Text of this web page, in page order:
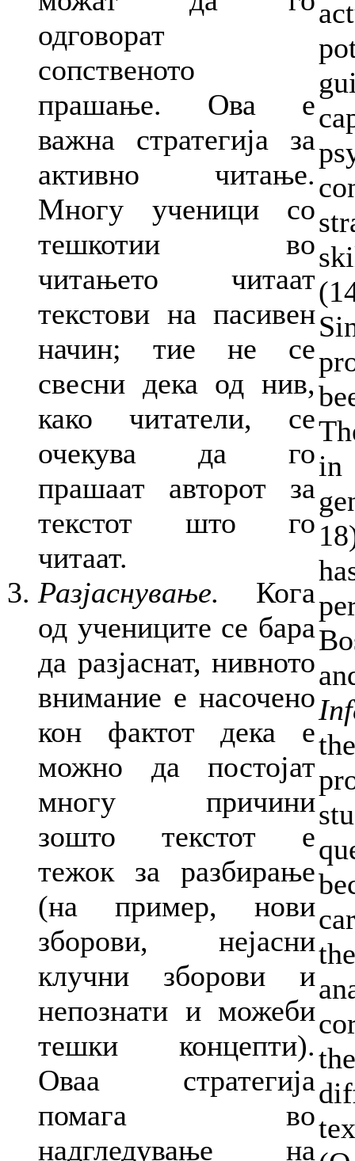
одговорат
сопственото
прашање. Ова е
важна стратегија за
активно читање.
Многу ученици со
тешкотии во
читањето читаат
текстови на пасивен
начин; тие не се
свесни дека од нив,
како читатели, се
очекува да го
прашаат авторот за
текстот што го
читаат.
Разјаснување. Кога
од учениците се бара
да разјаснат, нивното
внимание е насочено
кон фактот дека е
можно да постојат
многу причини
зошто текстот е
тежок за разбирање
(на пример, нови
зборови, нејасни
клучни зборови и
непознати и можеби
тешки концепти).
Оваа стратегија
помага во
надгледување на
in